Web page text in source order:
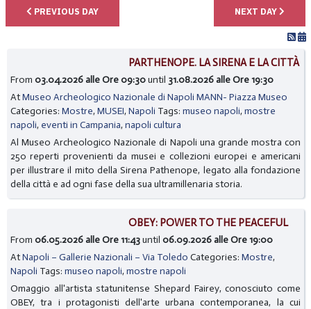
PREVIOUS DAY NEXT DAY
PARTHENOPE. LA SIRENA E LA CITTÀ
From03.04.2026 alle Ore 09:30until 31.08.2026 alle Ore 19:30
AtMuseo Archeologico Nazionale di Napoli MANN- Piazza Museo
Categories:Mostre,MUSEI,Napoli Tags:museo napoli,mostre
napoli, eventi in Campania,napoli cultura
Al Museo Archeologico Nazionale di Napoli una grande mostra con
250 reperti provenienti da musei e collezioni europei e americani
per illustrare il mito della Sirena Pathenope, legato alla fondazione
della città e ad ogni fase della sua ultramillenaria storia.
OBEY: POWER TO THE PEACEFUL
From06.05.2026 alle Ore 11:43until06.09.2026 alle Ore 19:00
AtNapoli – Gallerie Nazionali – Via Toledo Categories:Mostre,
Napoli Tags:museo napoli,mostre napoli
Omaggio all'artista statunitense Shepard Fairey, conosciuto come
OBEY, tra i protagonisti dell'arte urbana contemporanea, la cui